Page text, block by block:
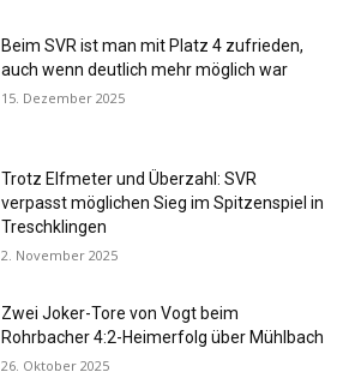
Beim SVR ist man mit Platz 4 zufrieden,
auch wenn deutlich mehr möglich war
15. Dezember 2025
Trotz Elfmeter und Überzahl: SVR
verpasst möglichen Sieg im Spitzenspiel in
Treschklingen
2. November 2025
Zwei Joker-Tore von Vogt beim
Rohrbacher 4:2-Heimerfolg über Mühlbach
26. Oktober 2025